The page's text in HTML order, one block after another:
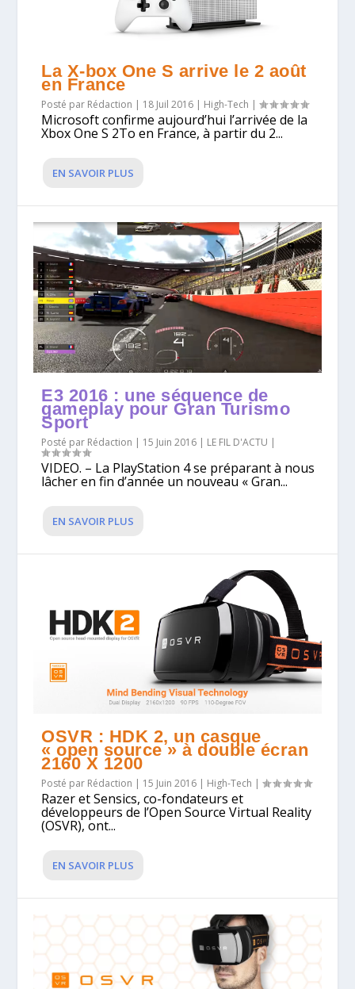
La X-box One S arrive le 2 août
en France
Posté par Rédaction | 18 Juil 2016 | High-Tech |
Microsoft confirme aujourd’hui l’arrivée de la
Xbox One S 2To en France, à partir du 2...
EN SAVOIR PLUS
E3 2016 : une séquence de
gameplay pour Gran Turismo
Sport
Posté par Rédaction | 15 Juin 2016 | LE FIL D'ACTU |
VIDEO. – La PlayStation 4 se préparant à nous
lâcher en fin d’année un nouveau « Gran...
EN SAVOIR PLUS
OSVR : HDK 2, un casque
« open source » à double écran
2160 X 1200
Posté par Rédaction | 15 Juin 2016 | High-Tech |
Razer et Sensics, co-fondateurs et
développeurs de l’Open Source Virtual Reality
(OSVR), ont...
EN SAVOIR PLUS